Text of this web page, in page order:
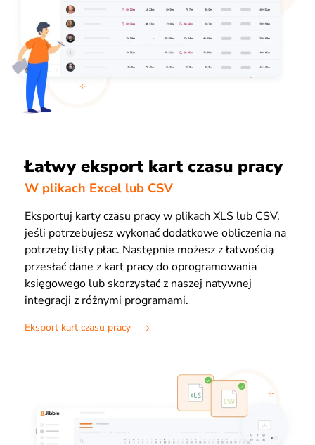
Łatwy eksport kart czasu pracy
W plikach Excel lub CSV
Eksportuj karty czasu pracy w plikach XLS lub CSV,
jeśli potrzebujesz wykonać dodatkowe obliczenia na
potrzeby listy płac. Następnie możesz z łatwością
przesłać dane z kart pracy do oprogramowania
księgowego lub skorzystać z naszej natywnej
integracji z różnymi programami.
Eksport kart czasu pracy